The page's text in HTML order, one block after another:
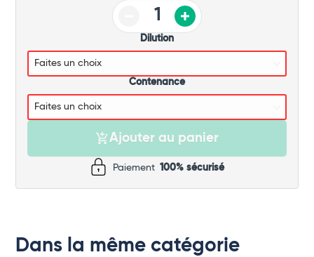
Dilution
Contenance
Ajouter au panier
Paiement 100% sécurisé
Dans la même catégorie